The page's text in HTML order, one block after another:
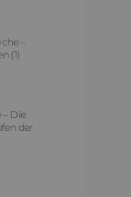
–
(1)
– Die
der